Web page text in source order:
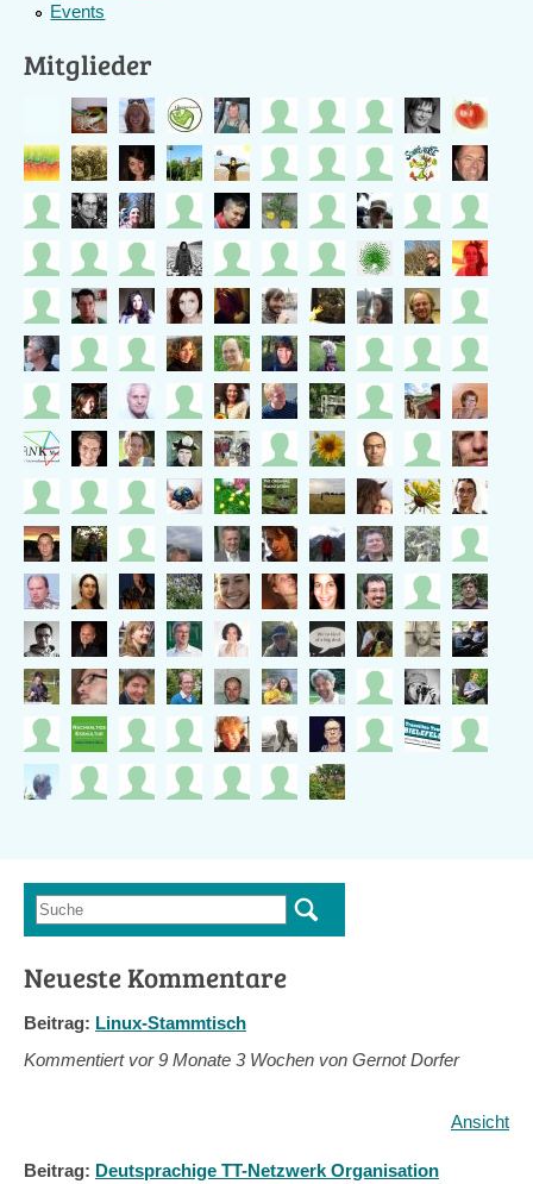
Events
Mitglieder
Suchformular
Suche
Neueste Kommentare
Beitrag: Linux-Stammtisch
Kommentiert vor9 Monate 3 Wochen von Gernot Dorfer
Ansicht
Beitrag: Deutsprachige TT-Netzwerk Organisation